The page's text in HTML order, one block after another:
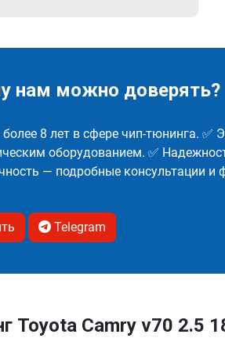
нам можно доверять?
8 лет в сфере чип-тюнинга.
оборудованием. ✅
— подробные консультации и
Telegram
Toyota Camry v70 2.5